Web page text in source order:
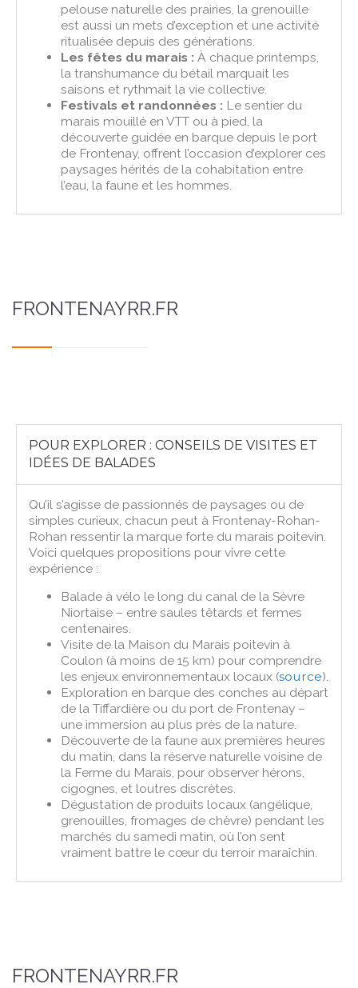
pelouse naturelle des prairies, la grenouille
est aussi un mets d’exception et une activité
ritualisée depuis des générations.
Les fêtes du marais : À chaque printemps,
la transhumance du bétail marquait les
saisons et rythmait la vie collective.
Festivals et randonnées : Le sentier du
marais mouillé en VTT ou à pied, la
découverte guidée en barque depuis le port
de Frontenay, offrent l’occasion d’explorer ces
paysages hérités de la cohabitation entre
l’eau, la faune et les hommes.
FRONTENAYRR.FR
POUR EXPLORER : CONSEILS DE VISITES ET
IDÉES DE BALADES
Qu’il s’agisse de passionnés de paysages ou de
simples curieux, chacun peut à Frontenay-Rohan-
Rohan ressentir la marque forte du marais poitevin.
Voici quelques propositions pour vivre cette
expérience :
Balade à vélo le long du canal de la Sèvre
Niortaise – entre saules têtards et fermes
centenaires.
Visite de la Maison du Marais poitevin à
Coulon (à moins de 15 km) pour comprendre
les enjeux environnementaux locaux (source).
Exploration en barque des conches au départ
de la Tiffardière ou du port de Frontenay –
une immersion au plus près de la nature.
Découverte de la faune aux premières heures
du matin, dans la réserve naturelle voisine de
la Ferme du Marais, pour observer hérons,
cigognes, et loutres discrètes.
Dégustation de produits locaux (angélique,
grenouilles, fromages de chèvre) pendant les
marchés du samedi matin, où l’on sent
vraiment battre le cœur du terroir maraîchin.
FRONTENAYRR.FR